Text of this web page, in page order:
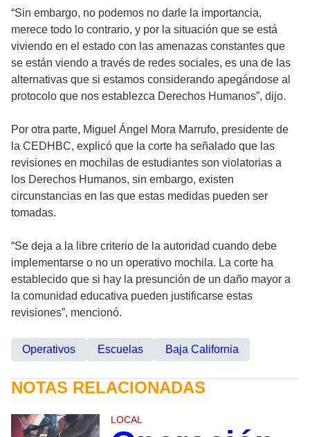
“Sin embargo, no podemos no darle la importancia,
merece todo lo contrario, y por la situación que se está
viviendo en el estado con las amenazas constantes que
se están viendo a través de redes sociales, es una de las
alternativas que si estamos considerando apegándose al
protocolo que nos establezca Derechos Humanos”, dijo.
Por otra parte, Miguel Ángel Mora Marrufo, presidente de
la CEDHBC, explicó que la corte ha señalado que las
revisiones en mochilas de estudiantes son violatorias a
los Derechos Humanos, sin embargo, existen
circunstancias en las que estas medidas pueden ser
tomadas.
“Se deja a la libre criterio de la autoridad cuando debe
implementarse o no un operativo mochila. La corte ha
establecido que si hay la presunción de un daño mayor a
la comunidad educativa pueden justificarse estas
revisiones”, mencionó.
Operativos Escuelas Baja California
NOTAS RELACIONADAS
LOCAL